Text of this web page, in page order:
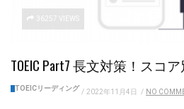
36257 VIEWS
TOEIC Part7 長文対策！スコ
TOEICリーディング / 2022年11月4日 / NO